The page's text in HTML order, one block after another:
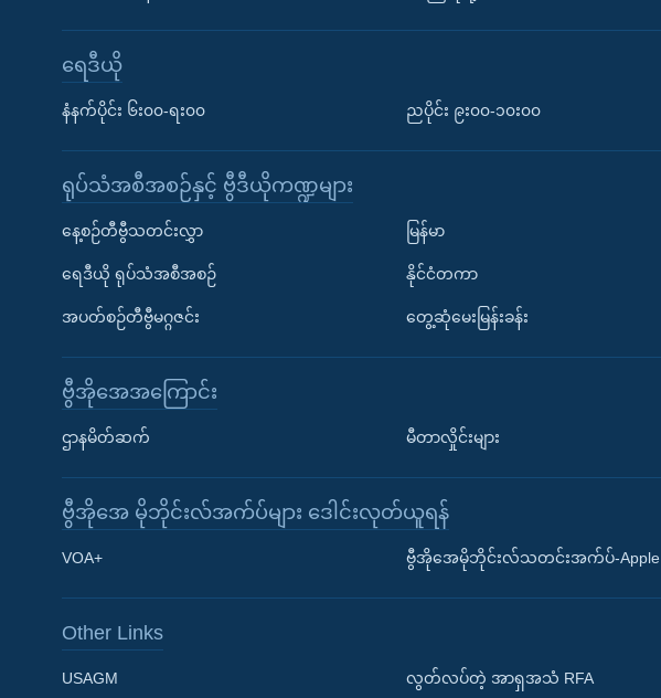
Learning English
ရေဒီယို
နံနက်ပိုင်း ၆း၀၀-ရး၀၀ ညပိုင်း ၉း၀၀-၁၀း၀၀
ရုပ်သံအစီအစဉ်နှင့် ဗွီဒီယိုကဏ္ဍများ
နေ့စဉ်တီဗွီသတင်းလွှာ
ရေဒီယို ရုပ်သံအစီအစဉ်
အပတ်စဉ်တီဗွီမဂ္ဂဇင်း
မြန်မာ
နိုင်ငံတကာ
တွေ့ဆုံမေးမြန်းခန်း
ဗွီအိုအေအကြောင်း
ဌာနမိတ်ဆက် မီတာလှိုင်းများ
ဗွီအိုအေ မိုဘိုင်းလ်အက်ပ်များ ဒေါင်းလုတ်ယူရန်
VOA+ ဗွီအိုအေမိုဘိုင်းလ်သတင်းအက်ပ်-Apple
Other Links
USAGM လွတ်လပ်တဲ့ အာရှအသံ RFA